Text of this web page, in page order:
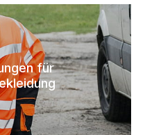
für